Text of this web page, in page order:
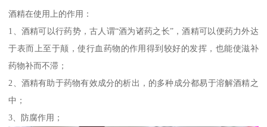
酒精在使用上的作用：
1、酒精可以行药势，古人谓“酒为诸药之长”，酒精可以便药力外达
于表而上至于颠，使行血药物的作用得到较好的发挥，也能使滋补
药物补而不滞；
2、酒精有助于药物有效成分的析出，的多种成分都易于溶解酒精之
中；
3、防腐作用；